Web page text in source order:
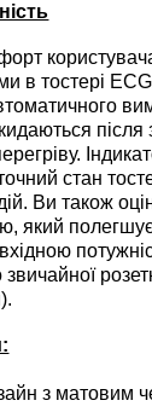
в тостері
стан
Ви також
який
звичайної
з матовим